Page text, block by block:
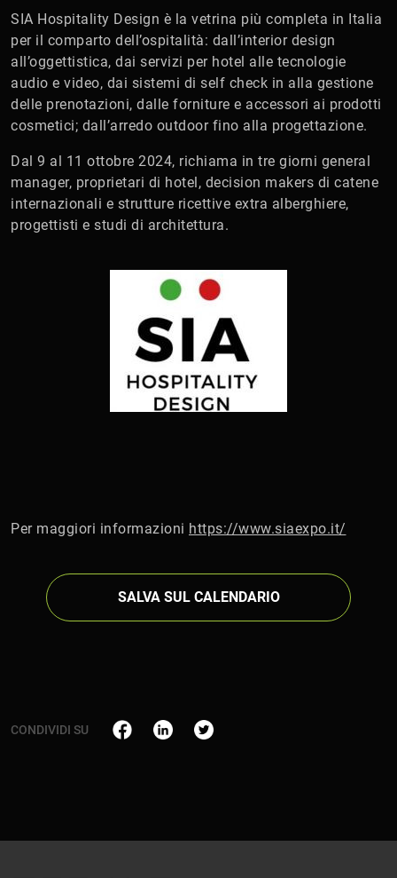
SIA Hospitality Design è la vetrina più completa in Italia
per il comparto dell’ospitalità: dall’interior design
all’oggettistica, dai servizi per hotel alle tecnologie
audio e video, dai sistemi di self check in alla gestione
delle prenotazioni, dalle forniture e accessori ai prodotti
cosmetici; dall’arredo outdoor fino alla progettazione.
Dal 9 al 11 ottobre 2024, richiama in tre giorni general
manager, proprietari di hotel, decision makers di catene
internazionali e strutture ricettive extra alberghiere,
progettisti e studi di architettura.
Per maggiori informazioni https://www.siaexpo.it/
SALVA SUL CALENDARIO
CONDIVIDI SU